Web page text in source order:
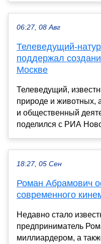
06:27, 08 Авг
Телеведущий-
поддержал
Москве
Телеведущий,
природе и животных,
и общественный
поделился с РИА
18:27, 05 Сен
Роман Абрамович
современного
Недавно стало
предприниматель
миллиардером, а